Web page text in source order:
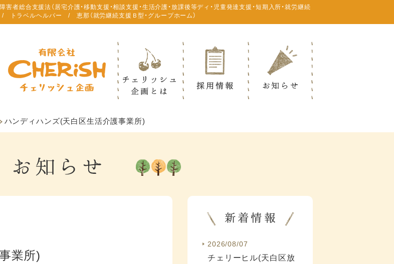
合支援法（居宅介護・移動支援・相談支援・生活介護・放課後等ディ・児童発達支援・短期入所・就労継続
/ トラベルヘルパー / 恵那（就労継続支援Ｂ型・グループホーム）
ハンディハンズ(天白区生活介護事業所)
業所)
2026/08/07
チェリーヒル(天白区放